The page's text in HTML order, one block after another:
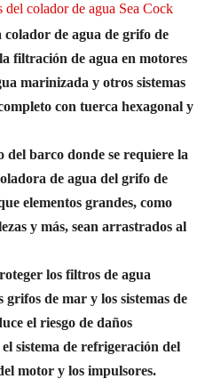
colador de agua Sea Cock
de agua de grifo de
filtración de agua en motores
marinizada y otros sistemas
con tuerca hexagonal y
del barco donde se requiere la
de agua del grifo de
elementos grandes, como
y más, sean arrastrados al
los filtros de agua
de mar y los sistemas de
el riesgo de daños
sistema de refrigeración del
motor y los impulsores.